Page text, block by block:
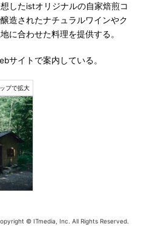
したistオリジナルの自家焙煎コ
造されたナチュラルワインやク
に合わせた料理を提供する。
サイトで案内している。
© ITmedia, Inc. All Rights Reserved.